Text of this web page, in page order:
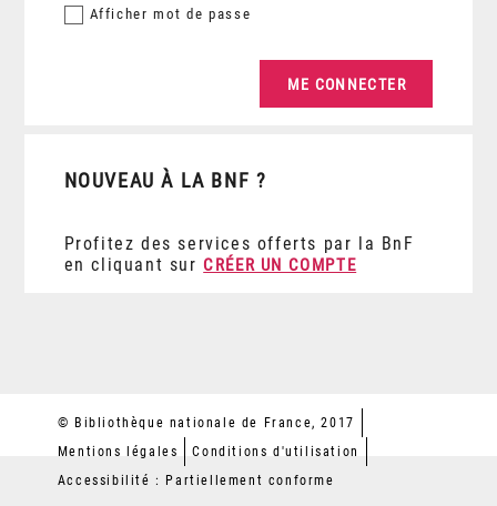
Afficher mot de passe
NOUVEAU À LA BNF ?
Profitez des services offerts par la BnF
en cliquant sur CRÉER UN COMPTE
© Bibliothèque nationale de France, 2017
Mentions légales
Conditions d'utilisation
Accessibilité : Partiellement conforme